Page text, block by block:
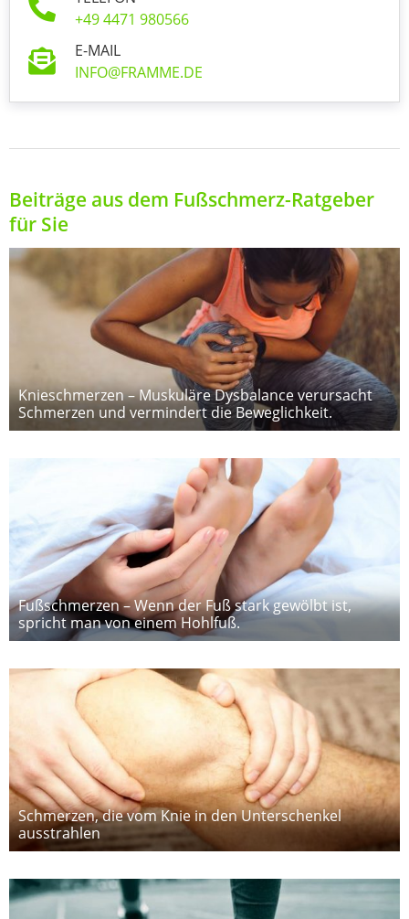
+49 4471 980566
E-MAIL
INFO@FRAMME.DE
Beiträge aus dem Fußschmerz-Ratgeber
für Sie
Knieschmerzen – Muskuläre Dysbalance verursacht
Schmerzen und vermindert die Beweglichkeit.
Fußschmerzen – Wenn der Fuß stark gewölbt ist,
spricht man von einem Hohlfuß.
Schmerzen, die vom Knie in den Unterschenkel
ausstrahlen